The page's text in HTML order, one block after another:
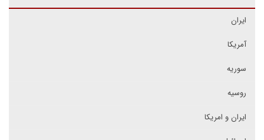
ایران
آمریکا
سوریه
روسیه
ایران و امریکا